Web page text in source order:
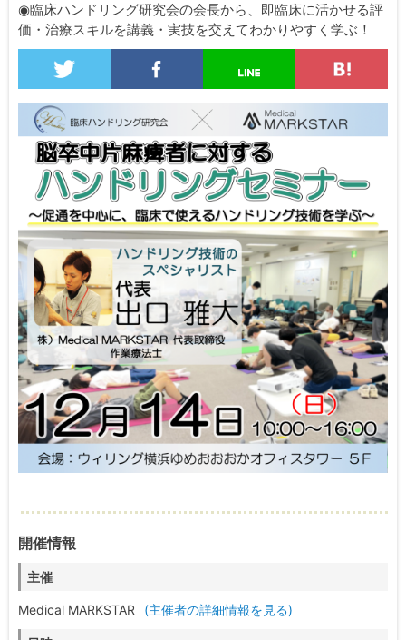
◉臨床ハンドリング研究会の会長から、即臨床に活かせる評
価・治療スキルを講義・実技を交えてわかりやすく学ぶ！
開催情報
主催
Medical MARKSTAR (主催者の詳細情報を見る)